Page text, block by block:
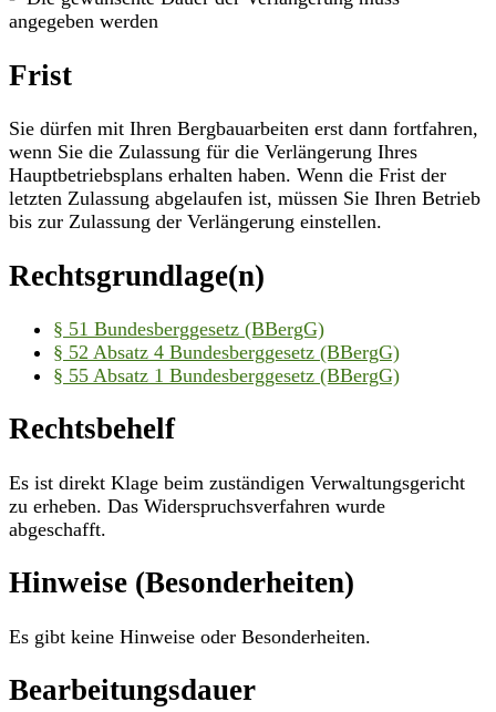
angegeben werden
Frist
Sie dürfen mit Ihren Bergbauarbeiten erst dann fortfahren,
wenn Sie die Zulassung für die Verlängerung Ihres
Hauptbetriebsplans erhalten haben. Wenn die Frist der
letzten Zulassung abgelaufen ist, müssen Sie Ihren Betrieb
bis zur Zulassung der Verlängerung einstellen.
Rechtsgrundlage(n)
§ 51 Bundesberggesetz (BBergG)
§ 52 Absatz 4 Bundesberggesetz (BBergG)
§ 55 Absatz 1 Bundesberggesetz (BBergG)
Rechtsbehelf
Es ist direkt Klage beim zuständigen Verwaltungsgericht
zu erheben. Das Widerspruchsverfahren wurde
abgeschafft.
Hinweise (Besonderheiten)
Es gibt keine Hinweise oder Besonderheiten.
Bearbeitungsdauer